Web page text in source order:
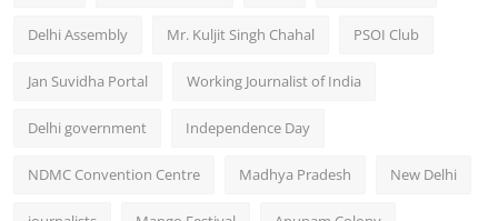
Delhi Assembly Mr. Kuljit Singh Chahal PSOI Club
Jan Suvidha Portal Working Journalist of India
Delhi government Independence Day
NDMC Convention Centre Madhya Pradesh New Delhi